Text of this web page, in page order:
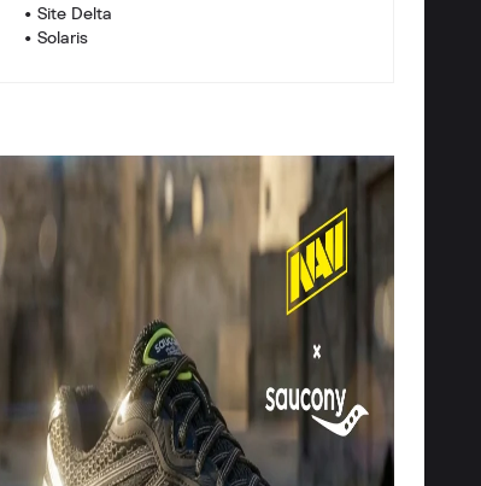
• Site Delta
• Solaris